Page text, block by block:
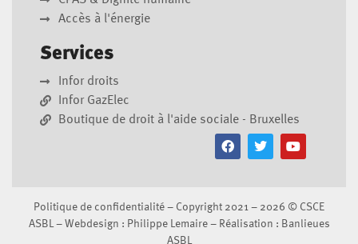
Accès à l'énergie
Services
Infor droits
Infor GazElec
Boutique de droit à l'aide sociale - Bruxelles
Politique de confidentialité – Copyright 2021 – 2026 © CSCE
ASBL
– Webdesign : Philippe Lemaire– Réalisation : Banlieues
ASBL